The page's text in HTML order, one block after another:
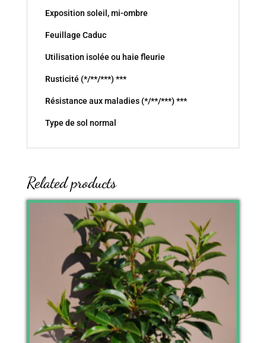
Exposition soleil, mi-ombre
Feuillage Caduc
Utilisation isolée ou haie fleurie
Rusticité (*/**/***) ***
Résistance aux maladies (*/**/***) ***
Type de sol normal
Related products